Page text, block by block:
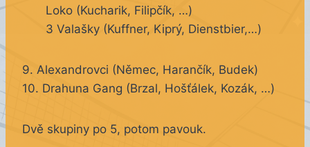
Loko (Kucharik, Filipčík, …)
3 Valašky (Kuffner, Kiprý, Dienstbier,…)
9. Alexandrovci (Němec, Harančík, Budek)
10. Drahuna Gang (Brzal, Hošťálek, Kozák, …)
Dvě skupiny po 5, potom pavouk.